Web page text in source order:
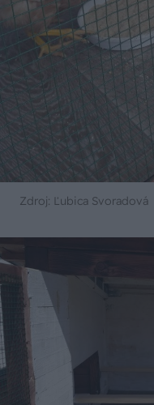
Zdroj: Ľubica Svoradová